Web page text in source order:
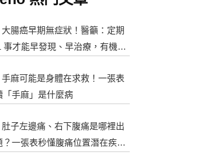
大腸癌早期無症狀！醫籲：定期
事才能早發現、早治療，有機會
手麻可能是身體在求救！一張表
「手麻」是什麼病
肚子左邊痛、右下腹痛是哪裡出
？一張表秒懂腹痛位置潛在疾病